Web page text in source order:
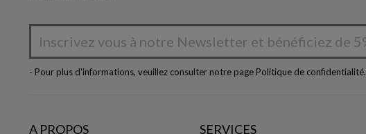
- Pour plus d'informations, veuillez consulter notre page Politique de confidentialité.
A PROPOS SERVICES